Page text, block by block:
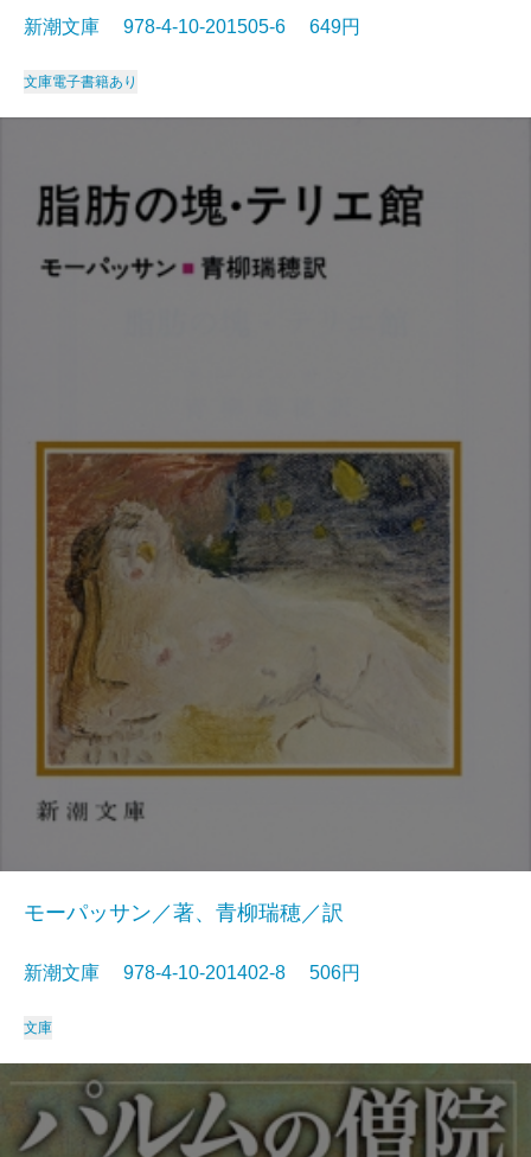
新潮文庫 978-4-10-201505-6 649円
文庫電子書籍あり
モーパッサン／著、青柳瑞穂／訳
新潮文庫 978-4-10-201402-8 506円
文庫